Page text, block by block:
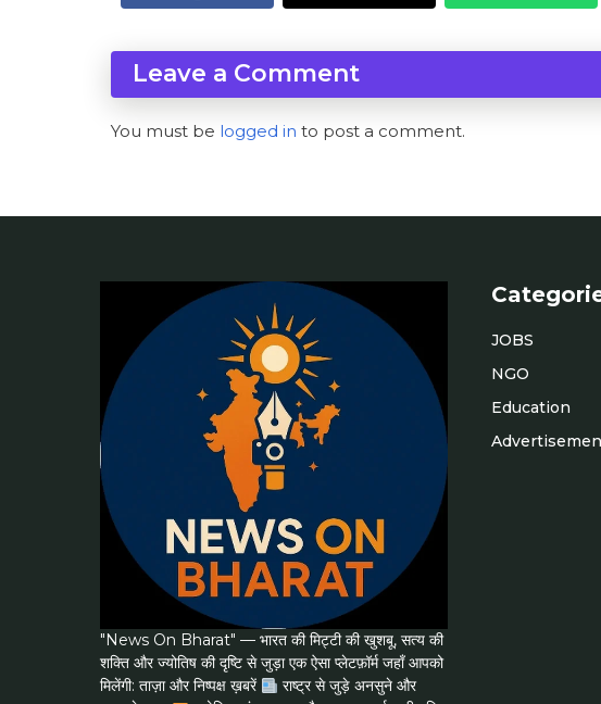
Leave a Comment
You must be logged in to post a comment.
"News On Bharat" — भारत की मिट्टी की खुशबू, सत्य की
शक्ति और ज्योतिष की दृष्टि से जुड़ा एक ऐसा प्लेटफ़ॉर्म जहाँ आपको
मिलेंगी: ताज़ा और निष्पक्ष ख़बरें
राष्ट्र से जुड़े अनसुने और
JOBS
NGO
Education